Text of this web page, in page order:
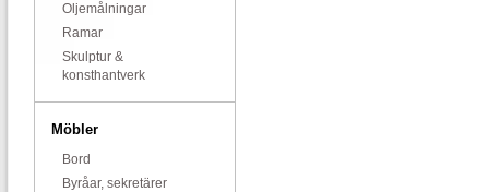
Oljemålningar
Ramar
Skulptur &
konsthantverk
Möbler
Bord
Byråar, sekretärer